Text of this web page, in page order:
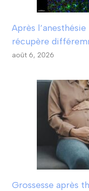
Après
récupère
août 6, 2026
Grossesse après